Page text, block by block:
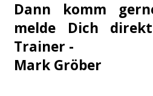
Dann komm
melde Dich
Trainer -
Mark Gröber